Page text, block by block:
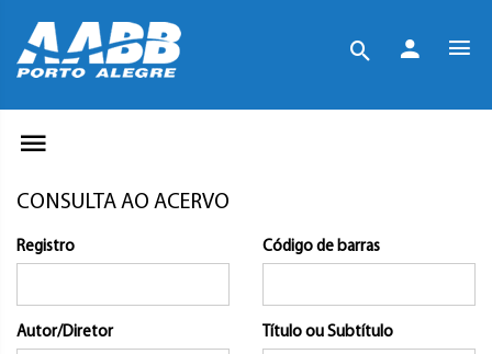
CONSULTA AO ACERVO
Registro Código de barras
Autor/Diretor Título ou Subtítulo